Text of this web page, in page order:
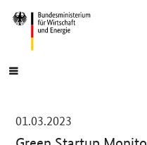
Navigation
Hauptmenü
01.03.2023